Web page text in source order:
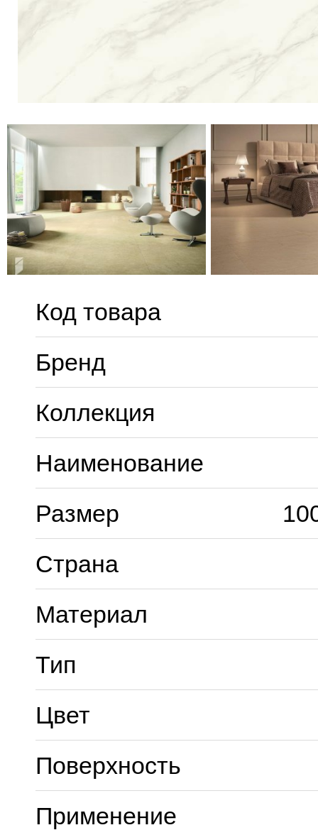
Код товара
Бренд
Коллекция
Наименование
Размер
Страна
Материал
Тип
Цвет
Поверхность
Применение